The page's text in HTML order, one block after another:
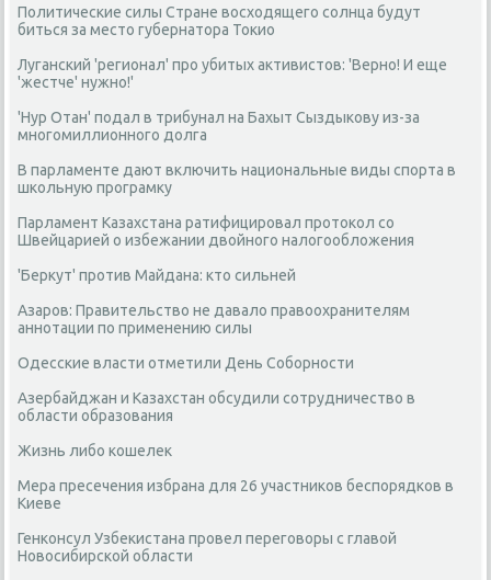
Политические силы Стране восходящего солнца будут
биться за место губернатора Токио
Луганский 'регионал' про убитых активистов: 'Верно! И еще
'жестче' нужно!'
'Нур Отан' подал в трибунал на Бахыт Сыздыкову из-за
многомиллионного долга
В парламенте дают включить национальные виды спорта в
школьную програмку
Парламент Казахстана ратифицировал протокол со
Швейцарией о избежании двойного налогообложения
'Беркут' против Майдана: кто сильней
Азаров: Правительство не давало правоохранителям
аннотации по применению силы
Одесские власти отметили День Соборности
Азербайджан и Казахстан обсудили сотрудничество в
области образования
Жизнь либо кошелек
Мера пресечения избрана для 26 участников беспорядков в
Киеве
Генконсул Узбекистана провел переговоры с главой
Новосибирской области